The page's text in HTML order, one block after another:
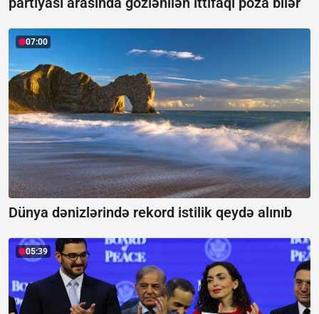
07:00
Dünya dənizlərində rekord istilik qeydə alınıb
05:39